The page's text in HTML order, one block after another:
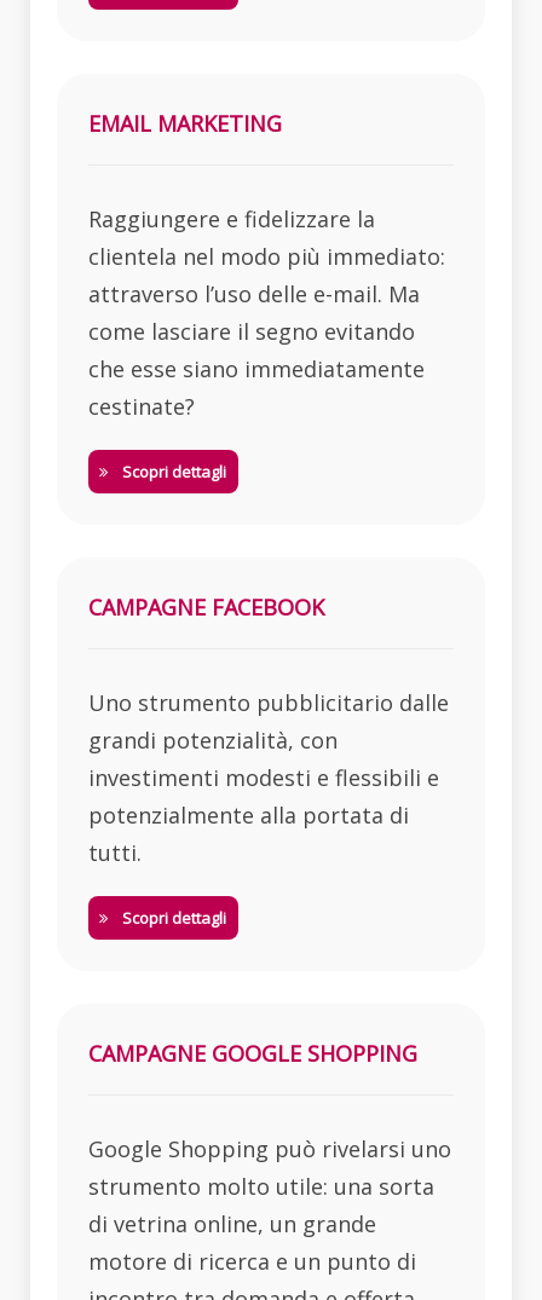
EMAIL MARKETING
Raggiungere e fidelizzare la
clientela nel modo più immediato:
attraverso l’uso delle e-mail. Ma
come lasciare il segno evitando
che esse siano immediatamente
cestinate?
Scopri dettagli
CAMPAGNE FACEBOOK
Uno strumento pubblicitario dalle
grandi potenzialità, con
investimenti modesti e flessibili e
potenzialmente alla portata di
tutti.
Scopri dettagli
CAMPAGNE GOOGLE SHOPPING
Google Shopping può rivelarsi uno
strumento molto utile: una sorta
di vetrina online, un grande
motore di ricerca e un punto di